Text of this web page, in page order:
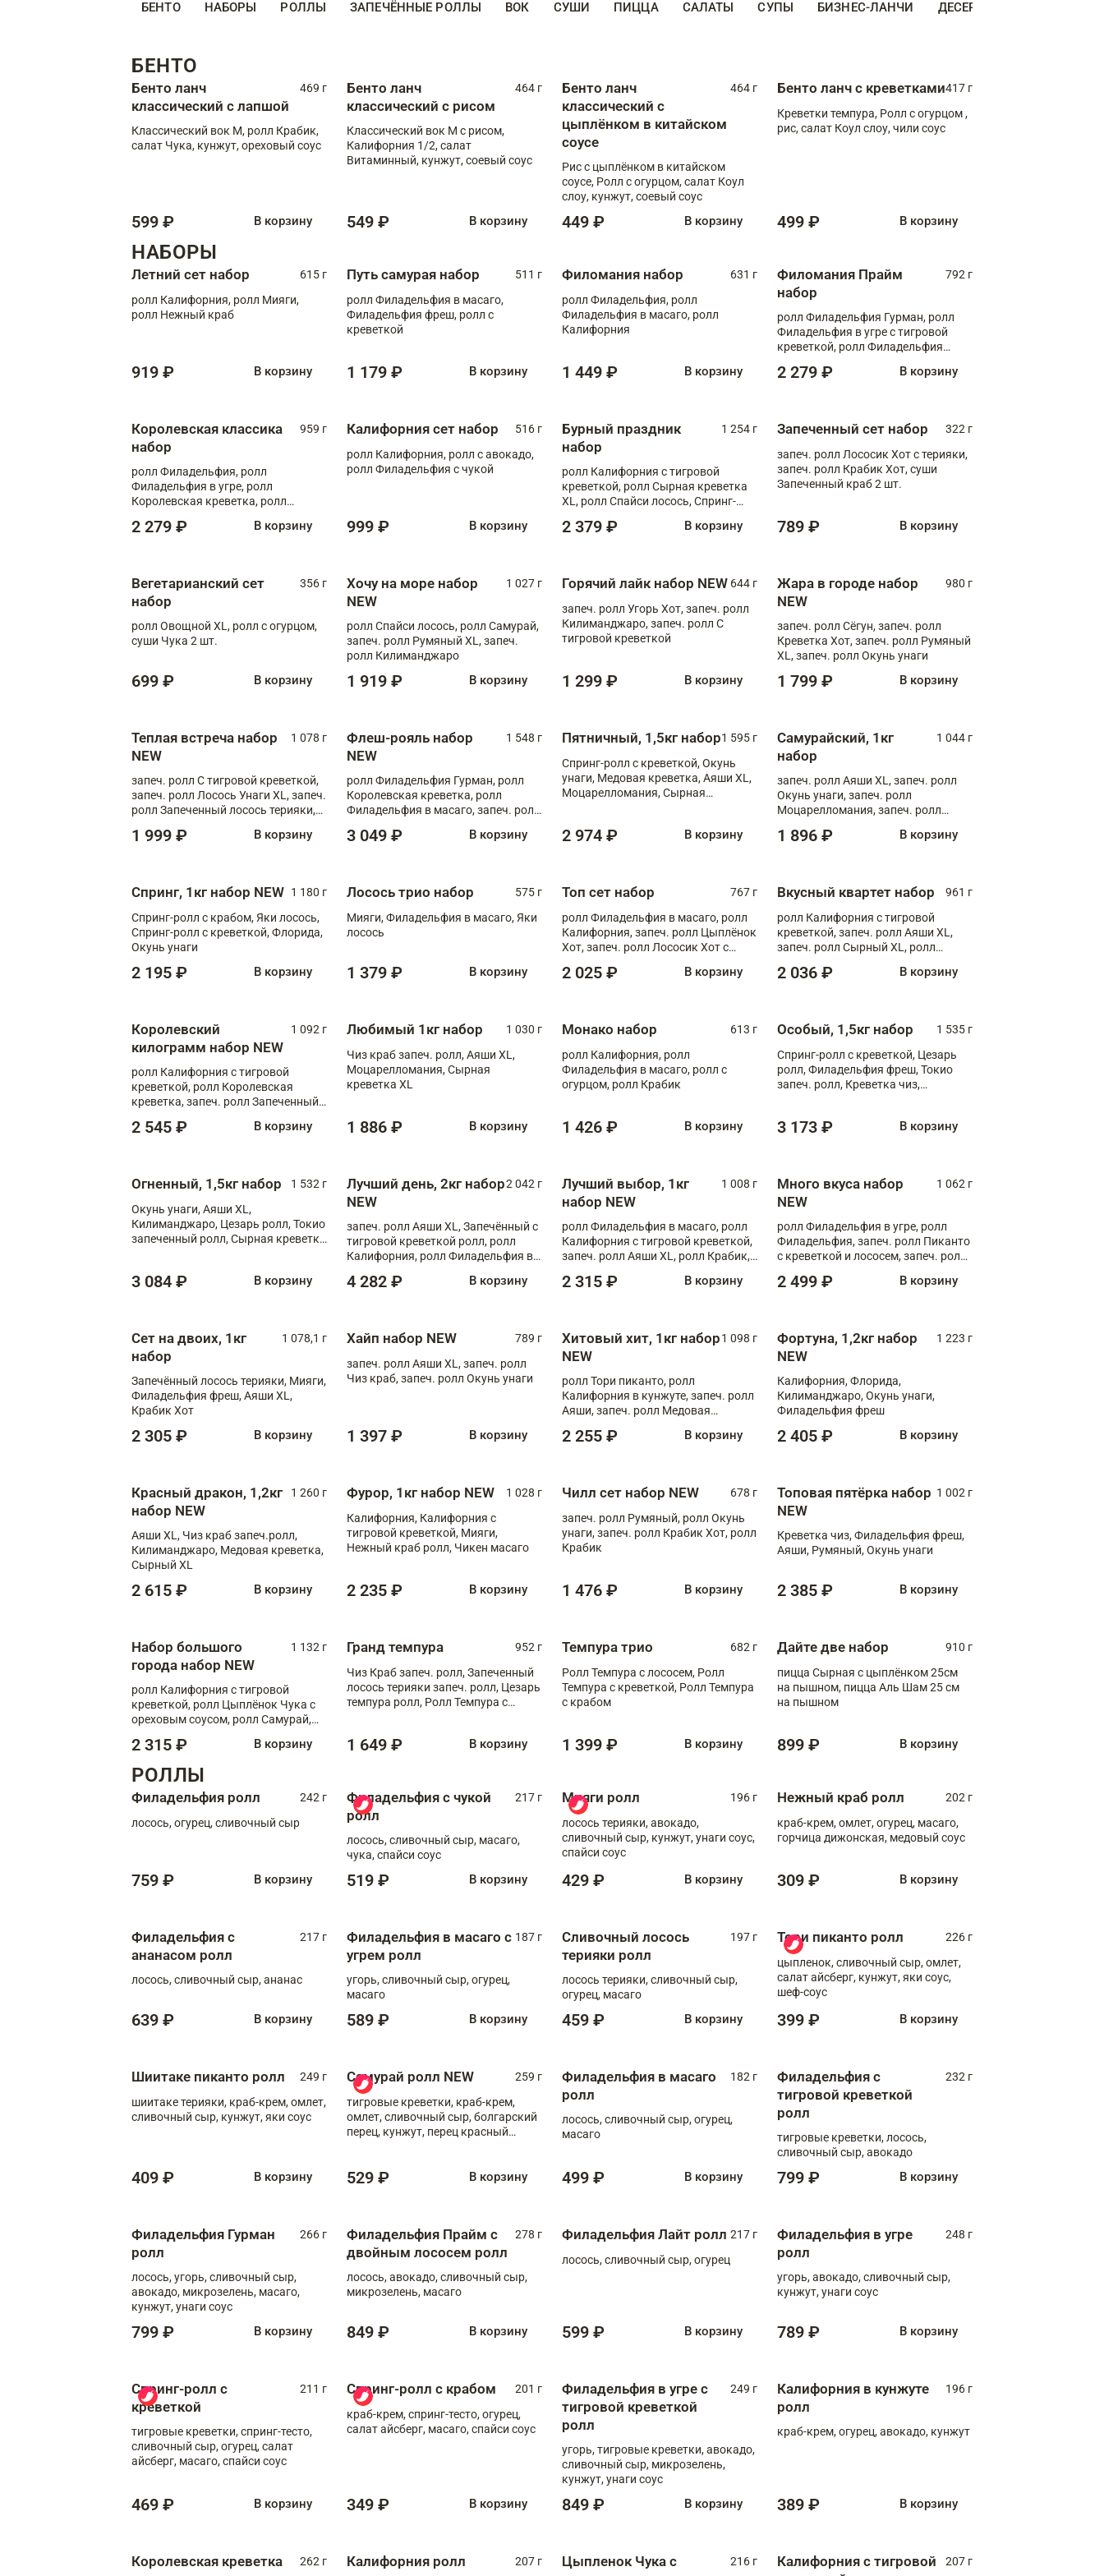
БЕНТО НАБОРЫ РОЛЛЫ ЗАПЕЧЁННЫЕ РОЛЛЫ ВОК СУШИ ПИЦЦА САЛАТЫ СУПЫ БИЗНЕС-ЛАНЧИ ДЕСЕРТЫ
БЕНТО
Бенто ланч
классический с лапшой
469 г
Классический вок М, ролл Крабик,
салат Чука, кунжут, ореховый соус
599 ₽ В корзину
Бенто ланч
классический с рисом
464 г
Классический вок М с рисом,
Калифорния 1/2, салат
Витаминный, кунжут, соевый соус
549 ₽ В корзину
Бенто ланч
классический с
цыплёнком в китайском
соусе
464 г
Рис с цыплёнком в китайском
соусе, Ролл с огурцом, салат Коул
слоу, кунжут, соевый соус
449 ₽ В корзину
Бенто ланч с креветками417 г
Креветки темпура, Ролл с огурцом ,
рис, салат Коул слоу, чили соус
499 ₽ В корзину
НАБОРЫ
Летний сет набор
615 г
ролл Калифорния, ролл Мияги,
ролл Нежный краб
919 ₽ В корзину
Путь самурая набор
511 г
ролл Филадельфия в масаго,
Филадельфия фреш, ролл с
креветкой
1 179 ₽ В корзину
Филомания набор
631 г
ролл Филадельфия, ролл
Филадельфия в масаго, ролл
Калифорния
1 449 ₽ В корзину
Филомания Прайм
набор
792 г
ролл Филадельфия Гурман, ролл
Филадельфия в угре с тигровой
креветкой, ролл Филадельфия
2 279 ₽ В корзину
Королевская классика
набор
959 г
ролл Филадельфия, ролл
Филадельфия в угре, ролл
Королевская креветка, ролл
2 279 ₽ В корзину
Калифорния сет набор
516 г
ролл Калифорния, ролл с авокадо,
ролл Филадельфия с чукой
999 ₽ В корзину
Бурный праздник
набор
1 254 г
ролл Калифорния с тигровой
креветкой, ролл Сырная креветка
XL, ролл Спайси лосось, Спринг-
Медовая креветка
2 379 ₽ В корзину
Запеченный сет набор
322 г
запеч. ролл Лососик Хот с терияки,
запеч. ролл Крабик Хот, суши
Запеченный краб 2 шт.
789 ₽ В корзину
Вегетарианский сет
набор
356 г
ролл Овощной XL, ролл с огурцом,
суши Чука 2 шт.
699 ₽ В корзину
Хочу на море набор
NEW
1 027 г
ролл Спайси лосось, ролл Самурай,
запеч. ролл Румяный XL, запеч.
ролл Килиманджаро
1 919 ₽ В корзину
Горячий лайк набор NEW 644 г
запеч. ролл Угорь Хот, запеч. ролл
Килиманджаро, запеч. ролл С
тигровой креветкой
1 299 ₽ В корзину
Жара в городе набор
NEW
980 г
запеч. ролл Сёгун, запеч. ролл
Креветка Хот, запеч. ролл Румяный
XL, запеч. ролл Окунь унаги
1 799 ₽ В корзину
Теплая встреча набор
NEW
1 078 г
запеч. ролл С тигровой креветкой,
запеч. ролл Лосось Унаги XL, запеч.
ролл Запеченный лосось терияки,
1 999 ₽ В корзину
Флеш-рояль набор
NEW
1 548 г
ролл Филадельфия Гурман, ролл
Королевская креветка, ролл
Филадельфия в масаго, запеч. ролл
Тигровая креветка с моцареллой,
3 049 ₽ В корзину
Пятничный, 1,5кг набор1 595 г
Спринг-ролл с креветкой, Окунь
унаги, Медовая креветка, Аяши XL,
Моцарелломания, Сырная
2 974 ₽ В корзину
Самурайский, 1кг
набор
1 044 г
запеч. ролл Аяши XL, запеч. ролл
Окунь унаги, запеч. ролл
Моцарелломания, запеч. ролл
1 896 ₽ В корзину
Спринг, 1кг набор NEW 1 180 г
Спринг-ролл с крабом, Яки лосось,
Спринг-ролл с креветкой, Флорида,
Окунь унаги
2 195 ₽ В корзину
Лосось трио набор
575 г
Мияги, Филадельфия в масаго, Яки
лосось
1 379 ₽ В корзину
Топ сет набор
767 г
ролл Филадельфия в масаго, ролл
Калифорния, запеч. ролл Цыплёнок
Хот, запеч. ролл Лососик Хот с
2 025 ₽ В корзину
Вкусный квартет набор
961 г
ролл Калифорния с тигровой
креветкой, запеч. ролл Аяши XL,
запеч. ролл Сырный XL, ролл
2 036 ₽ В корзину
Королевский
килограмм набор NEW
1 092 г
ролл Калифорния с тигровой
креветкой, ролл Королевская
креветка, запеч. ролл Запеченный
XL, запеч. ролл Крабик Хот
2 545 ₽ В корзину
Любимый 1кг набор
1 030 г
Чиз краб запеч. ролл, Аяши XL,
Моцарелломания, Сырная
креветка XL
1 886 ₽ В корзину
Монако набор
613 г
ролл Калифорния, ролл
Филадельфия в масаго, ролл с
огурцом, ролл Крабик
1 426 ₽ В корзину
Особый, 1,5кг набор
1 535 г
Спринг-ролл с креветкой, Цезарь
ролл, Филадельфия фреш, Токио
запеч. ролл, Креветка чиз,
3 173 ₽ В корзину
Огненный, 1,5кг набор
1 532 г
Окунь унаги, Аяши XL,
Килиманджаро, Цезарь ролл, Токио
запеченный ролл, Сырная креветка
3 084 ₽ В корзину
Лучший день, 2кг набор
NEW
2 042 г
запеч. ролл Аяши XL, Запечённый с
тигровой креветкой ролл, ролл
Калифорния, ролл Филадельфия в
запеч. ролл Моцарелломания, ролл
4 282 ₽ В корзину
Лучший выбор, 1кг
набор NEW
1 008 г
ролл Филадельфия в масаго, ролл
Калифорния с тигровой креветкой,
запеч. ролл Аяши XL, ролл Крабик,
2 315 ₽ В корзину
Много вкуса набор
NEW
1 062 г
ролл Филадельфия в угре, ролл
Филадельфия, запеч. ролл Пиканто
с креветкой и лососем, запеч. ролл
2 499 ₽ В корзину
Сет на двоих, 1кг
набор
1 078,1 г
Запечённый лосось терияки, Мияги,
Филадельфия фреш, Аяши XL,
Крабик Хот
2 305 ₽ В корзину
Хайп набор NEW
789 г
запеч. ролл Аяши XL, запеч. ролл
Чиз краб, запеч. ролл Окунь унаги
1 397 ₽ В корзину
Хитовый хит, 1кг набор
NEW
1 098 г
ролл Тори пиканто, ролл
Калифорния в кунжуте, запеч. ролл
Аяши, запеч. ролл Медовая
чукой
2 255 ₽ В корзину
Фортуна, 1,2кг набор
NEW
1 223 г
Калифорния, Флорида,
Килиманджаро, Окунь унаги,
Филадельфия фреш
2 405 ₽ В корзину
Красный дракон, 1,2кг
набор NEW
1 260 г
Аяши XL, Чиз краб запеч.ролл,
Килиманджаро, Медовая креветка,
Сырный XL
2 615 ₽ В корзину
Фурор, 1кг набор NEW
1 028 г
Калифорния, Калифорния с
тигровой креветкой, Мияги,
Нежный краб ролл, Чикен масаго
2 235 ₽ В корзину
Чилл сет набор NEW
678 г
запеч. ролл Румяный, ролл Окунь
унаги, запеч. ролл Крабик Хот, ролл
Крабик
1 476 ₽ В корзину
Топовая пятёрка набор
NEW
1 002 г
Креветка чиз, Филадельфия фреш,
Аяши, Румяный, Окунь унаги
2 385 ₽ В корзину
Набор большого
города набор NEW
1 132 г
ролл Калифорния с тигровой
креветкой, ролл Цыплёнок Чука с
ореховым соусом, ролл Самурай,
ролл с крабом
2 315 ₽ В корзину
Гранд темпура
952 г
Чиз Краб запеч. ролл, Запеченный
лосось терияки запеч. ролл, Цезарь
темпура ролл, Ролл Темпура с
1 649 ₽ В корзину
Темпура трио
682 г
Ролл Темпура с лососем, Ролл
Темпура с креветкой, Ролл Темпура
с крабом
1 399 ₽ В корзину
Дайте две набор
910 г
пицца Сырная с цыплёнком 25см
на пышном, пицца Аль Шам 25 см
на пышном
899 ₽ В корзину
РОЛЛЫ
Филадельфия ролл
242 г
лосось, огурец, сливочный сыр
759 ₽ В корзину
Филадельфия с чукой
ролл
217 г
лосось, сливочный сыр, масаго,
чука, спайси соус
519 ₽ В корзину
Мияги ролл
196 г
лосось терияки, авокадо,
сливочный сыр, кунжут, унаги соус,
спайси соус
429 ₽ В корзину
Нежный краб ролл
202 г
краб-крем, омлет, огурец, масаго,
горчица дижонская, медовый соус
309 ₽ В корзину
Филадельфия с
ананасом ролл
217 г
лосось, сливочный сыр, ананас
639 ₽ В корзину
Филадельфия в масаго с
угрем ролл
187 г
угорь, сливочный сыр, огурец,
масаго
589 ₽ В корзину
Сливочный лосось
терияки ролл
197 г
лосось терияки, сливочный сыр,
огурец, масаго
459 ₽ В корзину
Тори пиканто ролл
226 г
цыпленок, сливочный сыр, омлет,
салат айсберг, кунжут, яки соус,
шеф-соус
399 ₽ В корзину
Шиитаке пиканто ролл
249 г
шиитаке терияки, краб-крем, омлет,
сливочный сыр, кунжут, яки соус
409 ₽ В корзину
Самурай ролл NEW
259 г
тигровые креветки, краб-крем,
омлет, сливочный сыр, болгарский
перец, кунжут, перец красный
529 ₽ В корзину
Филадельфия в масаго
ролл
182 г
лосось, сливочный сыр, огурец,
масаго
499 ₽ В корзину
Филадельфия с
тигровой креветкой
ролл
232 г
тигровые креветки, лосось,
сливочный сыр, авокадо
799 ₽ В корзину
Филадельфия Гурман
ролл
266 г
лосось, угорь, сливочный сыр,
авокадо, микрозелень, масаго,
кунжут, унаги соус
799 ₽ В корзину
Филадельфия Прайм с
двойным лососем ролл
278 г
лосось, авокадо, сливочный сыр,
микрозелень, масаго
849 ₽ В корзину
Филадельфия Лайт ролл 217 г
лосось, сливочный сыр, огурец
599 ₽ В корзину
Филадельфия в угре
ролл
248 г
угорь, авокадо, сливочный сыр,
кунжут, унаги соус
789 ₽ В корзину
Спринг-ролл с
креветкой
211 г
тигровые креветки, спринг-тесто,
сливочный сыр, огурец, салат
айсберг, масаго, спайси соус
469 ₽ В корзину
Спринг-ролл с крабом
201 г
краб-крем, спринг-тесто, огурец,
салат айсберг, масаго, спайси соус
349 ₽ В корзину
Филадельфия в угре с
тигровой креветкой
ролл
249 г
угорь, тигровые креветки, авокадо,
сливочный сыр, микрозелень,
кунжут, унаги соус
849 ₽ В корзину
Калифорния в кунжуте
ролл
196 г
краб-крем, огурец, авокадо, кунжут
389 ₽ В корзину
Королевская креветка
262 г Калифорния ролл 207 г
Цыпленок Чука с
216 г
Калифорния с тигровой
207 г